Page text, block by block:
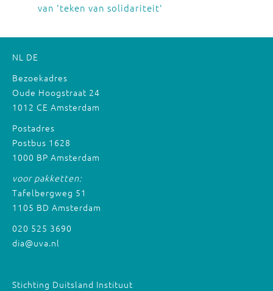
van 'teken van solidariteit'
NL DE
Bezoekadres
Oude Hoogstraat 24
1012 CE Amsterdam
Postadres
Postbus 1628
1000 BP Amsterdam
voor pakketten:
Tafelbergweg 51
1105 BD Amsterdam
020 525 3690
dia@uva.nl
Stichting Duitsland Instituut